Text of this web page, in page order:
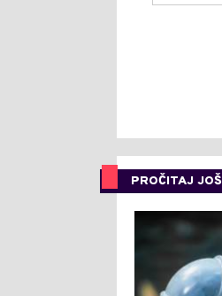
PROČITAJ JOŠ